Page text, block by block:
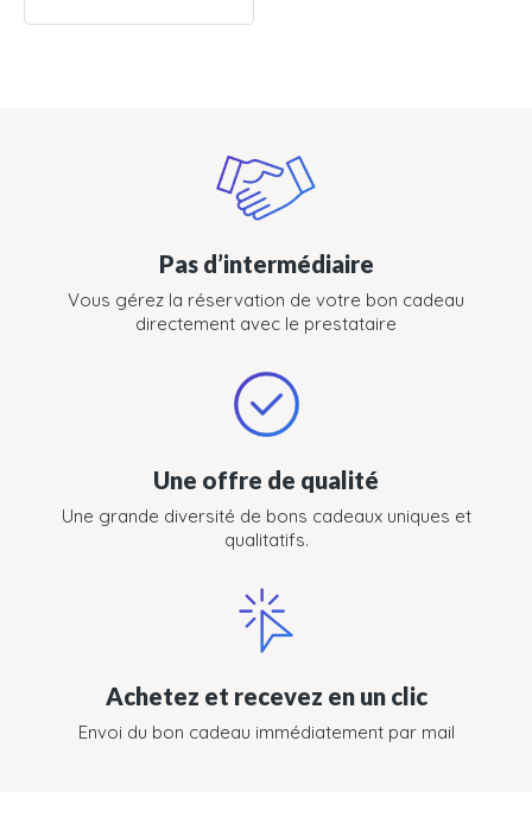
Pas d’intermédiaire
Vous gérez la réservation de votre bon cadeau
directement avec le prestataire
Une offre de qualité
Une grande diversité de bons cadeaux uniques et
qualitatifs.
Achetez et recevez en un clic
Envoi du bon cadeau immédiatement par mail